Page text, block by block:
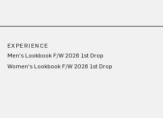
EXPERIENCE
Men's Lookbook F/W 2026 1st Drop
Women's Lookbook F/W 2026 1st Drop